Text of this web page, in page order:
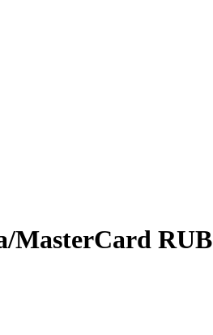
MasterCard RUB